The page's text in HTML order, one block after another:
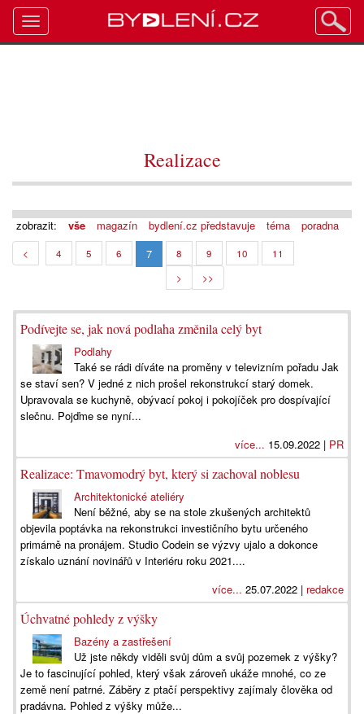
Realizace
zobrazit: vše magazín bydlení.cz představuje téma poradna
< 4 5 6 7 8 9 10
11
>
>>
Podívejte se, jak nová podlaha změnila celý byt
Podlahy
Také se rádi díváte na proměny v televizním pořadu Jak
se staví sen? V jedné z nich prošel rekonstrukcí starý domek.
Upravovala se kuchyně, obývací pokoj i pokojíček pro dospívající
slečnu. Pojďme se nyní...
více... 15.09.2022 | PR
Realizace: Tmavomodrý byt, který si zachoval noblesu
Architektonické ateliéry
Není běžné, aby se na stole zkušených architektů
objevila poptávka na rekonstrukci investičního bytu určeného
primárně na pronájem. Studio Codein se výzvy ujalo a dokonce
získalo uznání novinářů v Interiéru roku 2021....
více... 25.07.2022 | redakce
Úchvatné pohledy z výšky
Bazény a zastřešení
Už jste někdy viděli svůj dům a svůj pozemek z výšky?
Je to fascinující pohled, který však zároveň ukáže mnohé, co ze
země není patrné. Záběry z ptačí perspektivy zajímaly člověka od
pradávna. Pohled z výšky může...
Toggle
navigation